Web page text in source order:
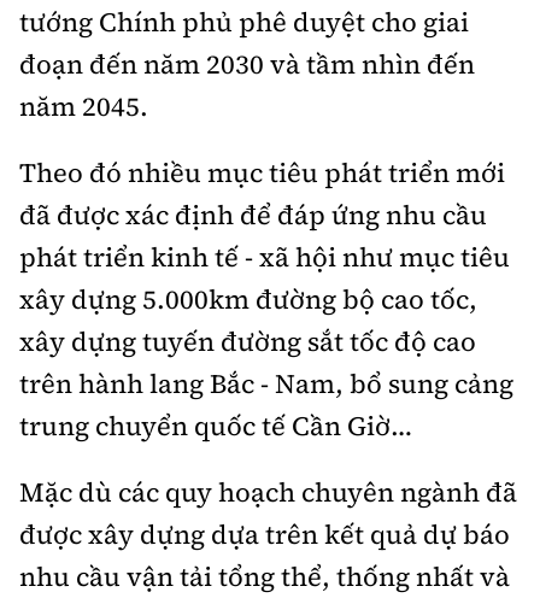
tướng Chính phủ phê duyệt cho giai
đoạn đến năm 2030 và tầm nhìn đến
năm 2045.
Theo đó nhiều mục tiêu phát triển mới
đã được xác định để đáp ứng nhu cầu
phát triển kinh tế - xã hội như mục tiêu
xây dựng 5.000km đường bộ cao tốc,
xây dựng tuyến đường sắt tốc độ cao
trên hành lang Bắc - Nam, bổ sung cảng
trung chuyển quốc tế Cần Giờ…
Mặc dù các quy hoạch chuyên ngành đã
được xây dựng dựa trên kết quả dự báo
nhu cầu vận tải tổng thể, thống nhất và